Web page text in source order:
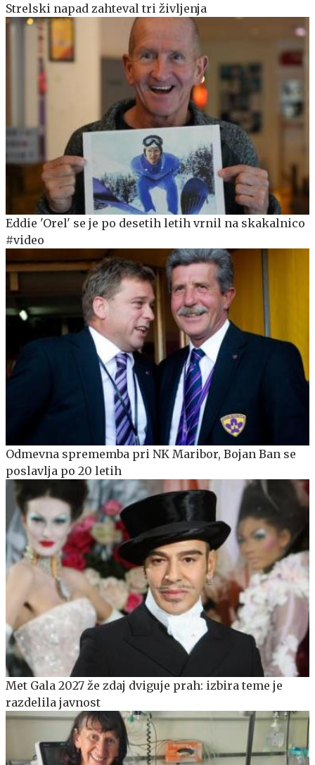
Strelski napad zahteval tri življenja
Eddie 'Orel' se je po desetih letih vrnil na skakalnico
#video
Odmevna sprememba pri NK Maribor, Bojan Ban se
poslavlja po 20 letih
Met Gala 2027 že zdaj dviguje prah: izbira teme je
razdelila javnost